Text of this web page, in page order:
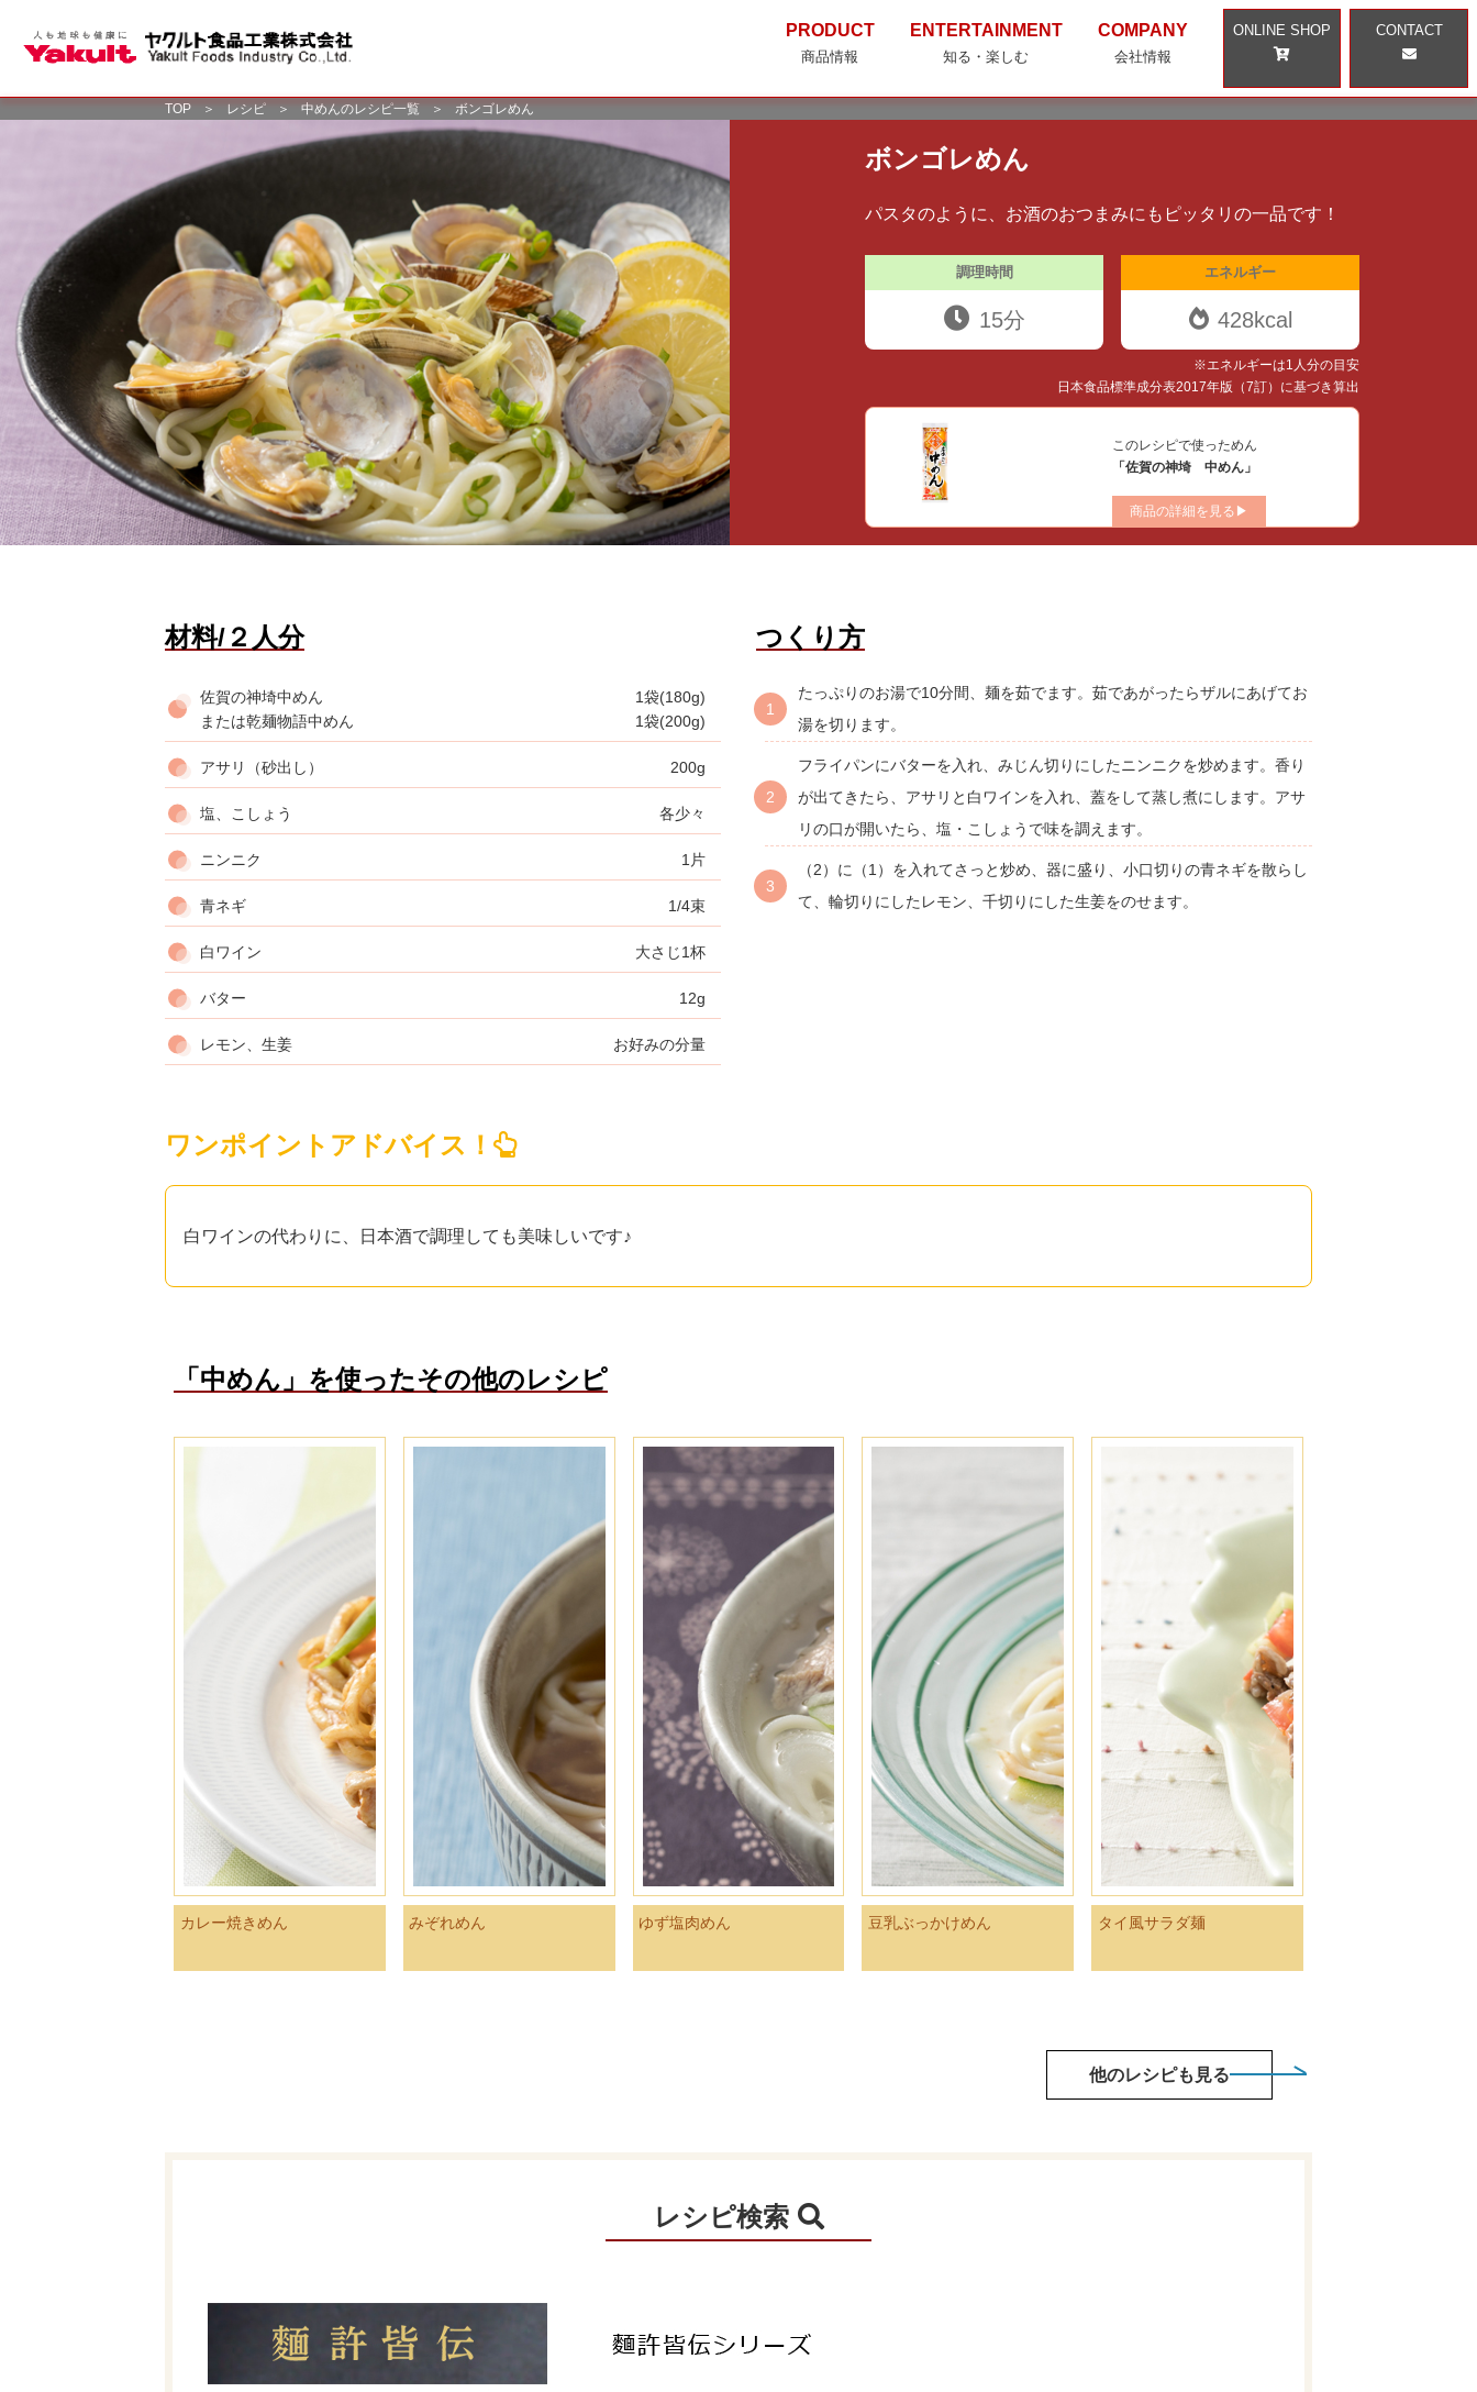
PRODUCT
商品情報
ENTERTAINMENT
知る・楽しむ
COMPANY
会社情報
ONLINE SHOP CONTACT
TOP ＞ レシピ ＞ 中めんのレシピ一覧 ＞ ボンゴレめん
ボンゴレめん
パスタのように、お酒のおつまみにもピッタリの一品です！
調理時間
15分
エネルギー
428kcal
※エネルギーは1人分の目安
日本食品標準成分表2017年版（7訂）に基づき算出
このレシピで使っためん
「佐賀の神埼 中めん」
商品の詳細を見る▶
材料/２人分
佐賀の神埼中めん
または乾麺物語中めん
1袋(180g)
1袋(200g)
アサリ（砂出し） 200g
塩、こしょう 各少々
ニンニク 1片
青ネギ 1/4束
白ワイン 大さじ1杯
バター 12g
レモン、生姜 お好みの分量
つくり方
たっぷりのお湯で10分間、麺を茹でます。茹であがったらザルにあげてお
湯を切ります。
フライパンにバターを入れ、みじん切りにしたニンニクを炒めます。香り
が出てきたら、アサリと白ワインを入れ、蓋をして蒸し煮にします。アサ
リの口が開いたら、塩・こしょうで味を調えます。
（2）に（1）を入れてさっと炒め、器に盛り、小口切りの青ネギを散らし
て、輪切りにしたレモン、千切りにした生姜をのせます。
ワンポイントアドバイス！
白ワインの代わりに、日本酒で調理しても美味しいです♪
「中めん」を使ったその他のレシピ
カレー焼きめん みぞれめん ゆず塩肉めん 豆乳ぶっかけめん タイ風サラダ麺
他のレシピも見る
レシピ検索